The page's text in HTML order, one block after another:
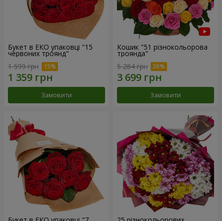
Букет в ЕКО упаковці "15
червоних троянд"
1 599 грн
Замовити
Кошик "51 різнокольорова
троянда"
5 284 грн
Замовити